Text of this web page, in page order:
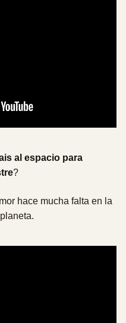
al espacio para
?
hace mucha falta en la